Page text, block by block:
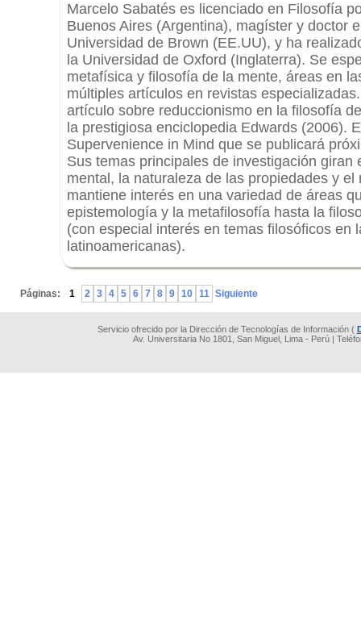
Marcelo Sabatés es licenciado en Filosofía
Buenos Aires (Argentina), magíster y doctor
Universidad de Brown (EE.UU), y ha
la Universidad de Oxford (Inglaterra). Se
metafísica y filosofía de la mente, áreas en
múltiples artículos en revistas
artículo sobre reduccionismo en la filosofía
la prestigiosa enciclopedia Edwards (2006).
Supervenience in Mind que se publicará
Sus temas principales de investigación giran
mental, la naturaleza de las propiedades y el
mantiene interés en una variedad de áreas
epistemología y la metafilosofía hasta la
(con especial interés en temas filosóficos en
latinoamericanas).
Páginas: 1 2 3 4 5 6 7 8 9 10 11 Siguiente
Servicio ofrecido por la Dirección de Tecnologías de Información (
Av. Universitaria No 1801, San Miguel, Lima - Perú |